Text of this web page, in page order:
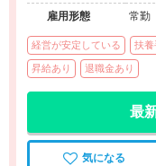
雇用形態
常勤
経営が安定している 扶養
昇給あり 退職金あり
最
気になる